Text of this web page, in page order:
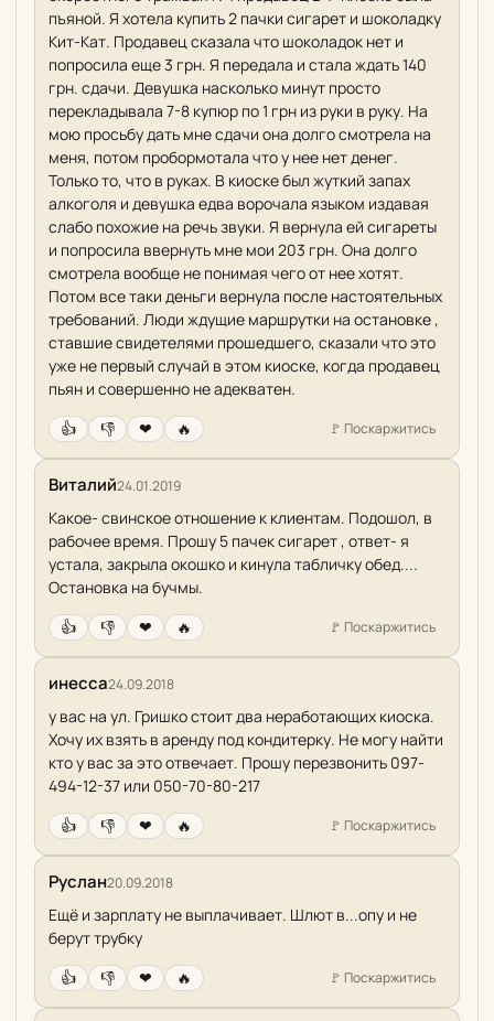
пъяной. Я хотела купить 2 пачки сигарет и шоколадку
Кит-Кат. Продавец сказала что шоколадок нет и
попросила еще 3 грн. Я передала и стала ждать 140
грн. сдачи. Девушка насколько минут просто
перекладывала 7-8 купюр по 1 грн из руки в руку. На
мою просьбу дать мне сдачи она долго смотрела на
меня, потом пробормотала что у нее нет денег.
Только то, что в руках. В киоске был жуткий запах
алкоголя и девушка едва ворочала языком издавая
слабо похожие на речь звуки. Я вернула ей сигареты
и попросила ввернуть мне мои 203 грн. Она долго
смотрела вообще не понимая чего от нее хотят.
Потом все таки деньги вернула после настоятельных
требований. Люди ждущие маршрутки на остановке ,
ставшие свидетелями прошедшего, сказали что это
уже не первый случай в этом киоске, когда продавец
пьян и совершенно не адекватен.
👍
👎 ❤ 🔥 🚩 Поскаржитись
Виталий24.01.2019
Какое- свинское отношение к клиентам. Подошол, в
рабочее время. Прошу 5 пачек сигарет , ответ- я
устала, закрыла окошко и кинула табличку обед....
Остановка на бучмы.
👍
👎 ❤ 🔥 🚩 Поскаржитись
инесса24.09.2018
у вас на ул. Гришко стоит два неработающих киоска.
Хочу их взять в аренду под кондитерку. Не могу найти
кто у вас за это отвечает. Прошу перезвонить 097-
494-12-37 или 050-70-80-217
👍
👎 ❤ 🔥 🚩 Поскаржитись
Руслан20.09.2018
Ещё и зарплату не выплачивает. Шлют в...опу и не
берут трубку
👍
👎 ❤ 🔥 🚩 Поскаржитись